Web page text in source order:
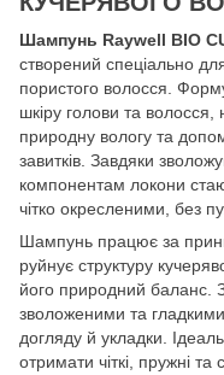
Шампунь Raywell BIO
створений спеціально
пористого волосся.
шкіру голови та волосся,
природну вологу та
завитків. Завдяки
компонентам локони
чітко окресленими, без
Шампунь працює за
руйнує структуру
його природний баланс.
зволоженими та
догляду й укладки.
отримати чіткі, пружні